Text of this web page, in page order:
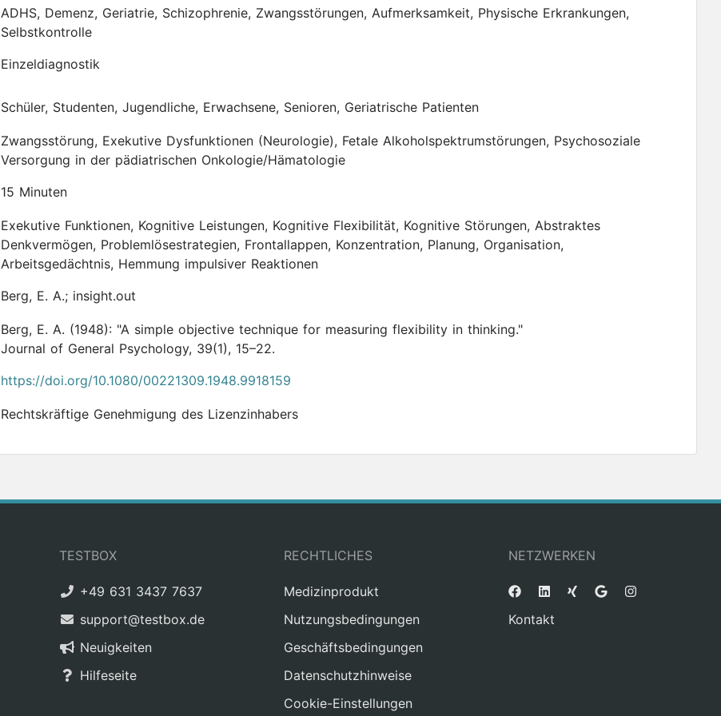
ADHS, Demenz, Geriatrie, Schizophrenie, Zwangsstörungen, Aufmerksamkeit, Physische Erkrankungen,
Selbstkontrolle
Einzeldiagnostik
Schüler, Studenten, Jugendliche, Erwachsene, Senioren, Geriatrische Patienten
Zwangsstörung, Exekutive Dysfunktionen (Neurologie), Fetale Alkoholspektrumstörungen, Psychosoziale
Versorgung in der pädiatrischen Onkologie/Hämatologie
15 Minuten
Exekutive Funktionen, Kognitive Leistungen, Kognitive Flexibilität, Kognitive Störungen, Abstraktes
Denkvermögen, Problemlösestrategien, Frontallappen, Konzentration, Planung, Organisation,
Arbeitsgedächtnis, Hemmung impulsiver Reaktionen
Berg, E. A.; insight.out
Berg, E. A. (1948): "A simple objective technique for measuring flexibility in thinking."
Journal of General Psychology, 39(1), 15–22.
https://doi.org/10.1080/00221309.1948.9918159
Rechtskräftige Genehmigung des Lizenzinhabers
TESTBOX
+49 631 3437 7637
support@testbox.de
Neuigkeiten
Hilfeseite
RECHTLICHES
Medizinprodukt
Nutzungsbedingungen
Geschäftsbedingungen
Datenschutzhinweise
Cookie-Einstellungen
NETZWERKEN
Kontakt